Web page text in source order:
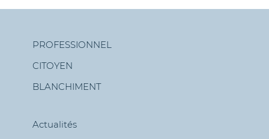
Menu
de
navigation
PROFESSIONNEL
CITOYEN
BLANCHIMENT
Actualités